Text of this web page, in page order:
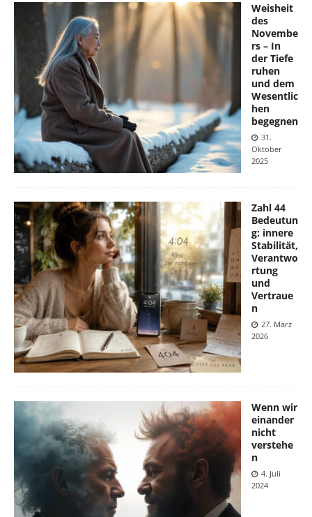
Weisheit
des
Novembe
rs – In
der Tiefe
ruhen
und dem
Wesentlic
hen
begegnen
31.
Oktober
2025
Zahl 44
Bedeutun
g: innere
Stabilität,
Verantwo
rtung
und
Vertraue
n
27. März
2026
Wenn wir
einander
nicht
verstehe
n
4. Juli
2024